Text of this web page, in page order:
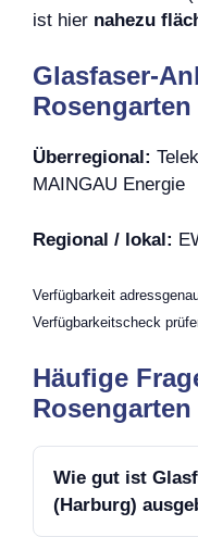
ist hier nahezu
Glasfaser-
Überregional:
MAINGAU Energie
Regional / lokal:
Verfügbarkeit
Verfügbarkeitscheck
Häufige
Wie gut ist
(Harburg)